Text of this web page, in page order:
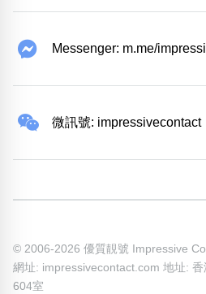
Messenger: m.me/
微訊號: impressivecontact
© 2006-2026 優質靚號 Impressive
網址: impressivecontact.com 地址:
604室